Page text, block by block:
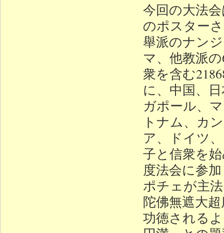
今回の大法
のポスター
舉派のナン
マ、他教派
衆を含む
に、中国、
ガポール、
トナム、カ
ア、ドイツ
子と信衆を
度法会に参
ポチェが主
陀佛無遮大
功徳される